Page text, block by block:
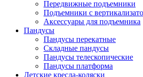
Передвижные подъемники
Подъемники с
Аксессуары для подъемника
Пандусы
Пандусы перекатные
Складные пандусы
Пандусы телескопические
Пандусы платформа
Детские кресла-коляски